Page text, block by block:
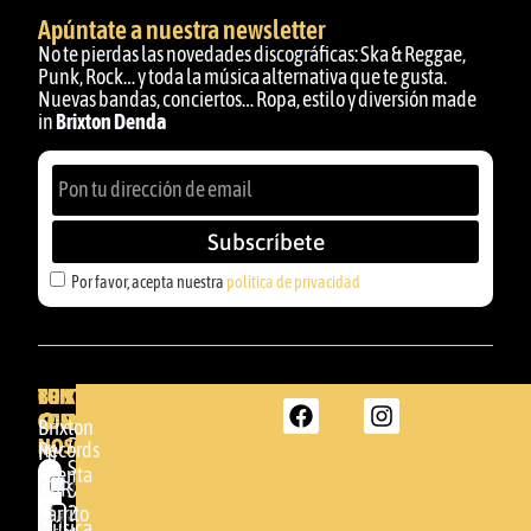
Apúntate a nuestra newsletter
No te pierdas las novedades discográficas: Ska & Reggae,
Punk, Rock… y toda la música alternativa que te gusta.
Nuevas bandas, conciertos… Ropa, estilo y diversión made
in Brixton Denda
Por favor, acepta nuestra política de privacidad
Subscríbete
BRIXTON
DENDA -
SHOP
Somera
24
BRIXTON
Brixton
Records
GBR
TU
CUENTA
Mi
cuenta
Carrito
CONTACTA
CON
NOSOTROS
Por
favor,